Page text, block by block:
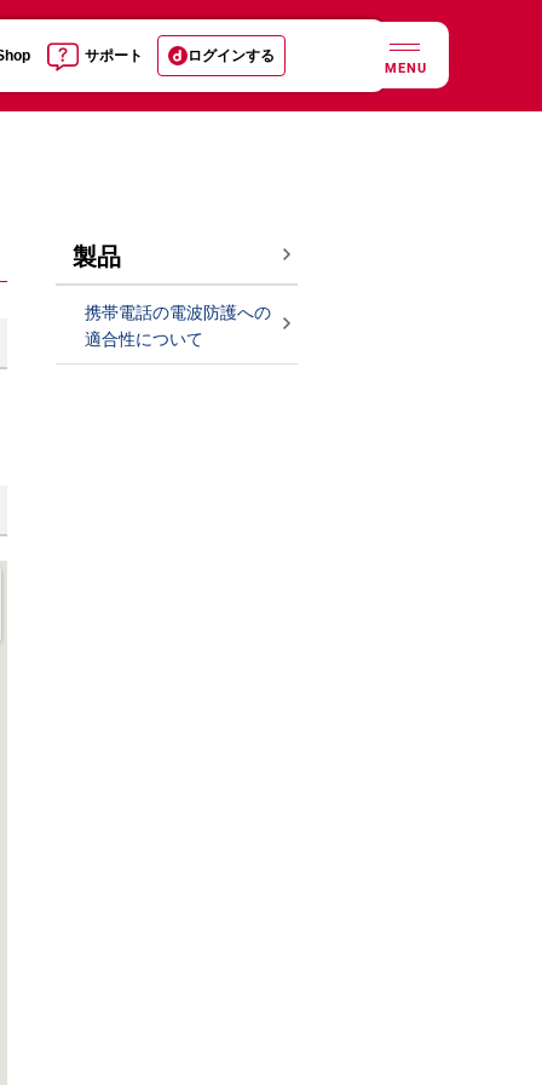
サポート ログインする
MENU
製品
携帯電話の電波防護への
適合性について